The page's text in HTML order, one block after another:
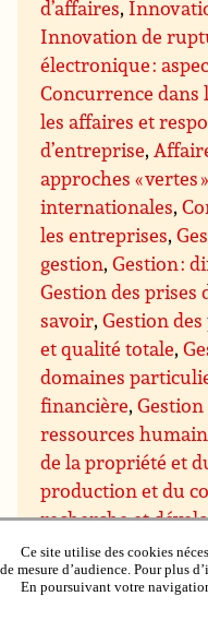
d’affaires,
Innovation de
électronique :
Concurrence dans
les affaires et
d’entreprise,
approches « vertes
internationales,
les entreprises,
gestion,Gestion :
Gestion des prises
savoir,Gestion
et qualité totale,
domaines
financière,
ressources
de la propriété et
production et du
recherche et
des ventes et
des
distribution et de la
Ce site utilise des cookies
de mesure d’audience. Pour plus
En poursuivant votre